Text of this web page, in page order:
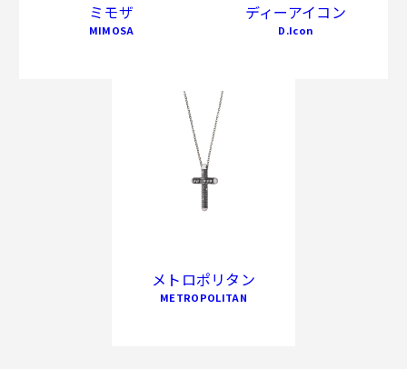
ミモザ
MIMOSA
ディーアイコン
D.Icon
メトロポリタン
METROPOLITAN